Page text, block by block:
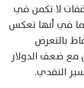
لا تكمن في
في أنها تعكس
بالتعرض
مع ضعف الدولار
النقدي.